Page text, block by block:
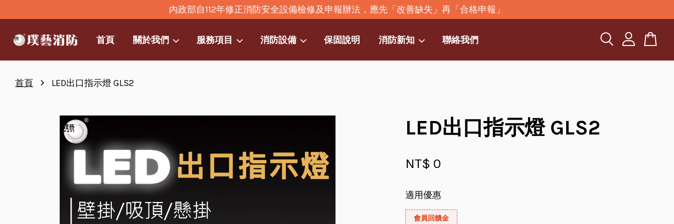
內政部自112年修正消防安全設備檢修及申報辦法，應先「改善缺失」再「合格申報」
首頁 關於我們 服務項目 消防設備 保固說明 消防新知 聯絡我們
首頁 › LED出口指示燈 GLS2
LED出口指示燈 GLS2
NT$ 0
適用優惠
會員回饋金
繼續購物